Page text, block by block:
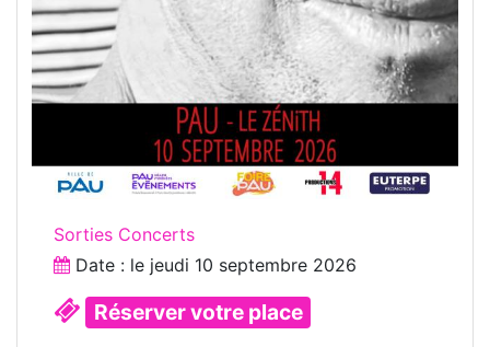
Sorties Concerts
Date : le jeudi 10 septembre 2026
Réserver votre place